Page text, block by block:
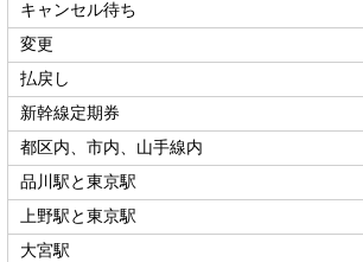
キャンセル待ち
変更
払戻し
新幹線定期券
都区内、市内、山手線内
品川駅と東京駅
上野駅と東京駅
大宮駅